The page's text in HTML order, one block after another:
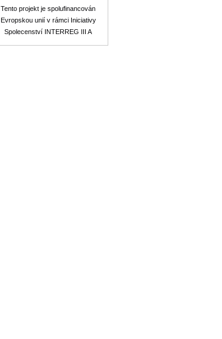
Tento projekt je spolufinancován
Evropskou unií v rámci Iniciativy
Spolecenství INTERREG III A